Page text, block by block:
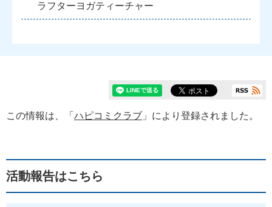
ラフターヨガティーチャー
この情報は、「 ハピコミクラブ 」により登録されました。
活動報告はこちら